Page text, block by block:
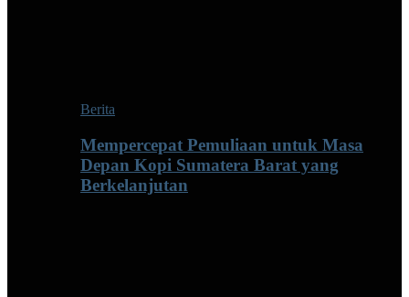
Berita
Mempercepat Pemuliaan untuk Masa
Depan Kopi Sumatera Barat yang
Berkelanjutan